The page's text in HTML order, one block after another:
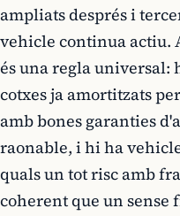
ampliats després i
vehicle continua actiu.
és una regla universal:
cotxes ja amortitzats
amb bones garanties
raonable, i hi ha
quals un tot risc amb
coherent que un sense